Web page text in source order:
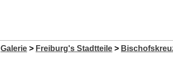
Galerie > Freiburg's Stadtteile >